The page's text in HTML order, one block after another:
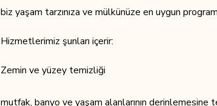
biz yaşam tarzınıza ve mülkünüze en uygun
Hizmetlerimiz şunları içerir:
Zemin ve yüzey temizliği
mutfak, banyo ve yaşam alanlarının derinlemesine